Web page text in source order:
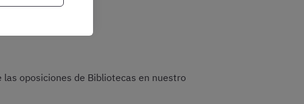
oposiciones de Bibliotecas en nuestro